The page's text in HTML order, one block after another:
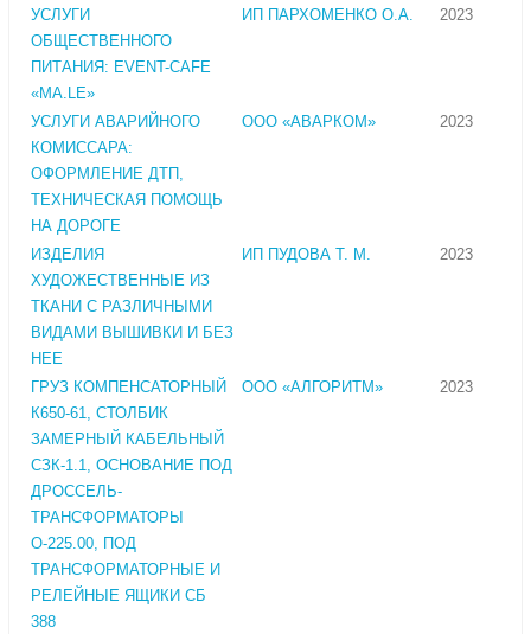
УСЛУГИ
ОБЩЕСТВЕННОГО
ПИТАНИЯ: EVENT-CAFE
«MA.LE»
ИП ПАРХОМЕНКО О.А. 2023
УСЛУГИ АВАРИЙНОГО
КОМИССАРА:
ОФОРМЛЕНИЕ ДТП,
ТЕХНИЧЕСКАЯ ПОМОЩЬ
НА ДОРОГЕ
ООО «АВАРКОМ» 2023
ИЗДЕЛИЯ
ХУДОЖЕСТВЕННЫЕ ИЗ
ТКАНИ С РАЗЛИЧНЫМИ
ВИДАМИ ВЫШИВКИ И БЕЗ
НЕЕ
ИП ПУДОВА Т. М. 2023
ГРУЗ КОМПЕНСАТОРНЫЙ
К650-61, СТОЛБИК
ЗАМЕРНЫЙ КАБЕЛЬНЫЙ
СЗК-1.1, ОСНОВАНИЕ ПОД
ДРОССЕЛЬ-
ТРАНСФОРМАТОРЫ
О-225.00, ПОД
ТРАНСФОРМАТОРНЫЕ И
РЕЛЕЙНЫЕ ЯЩИКИ СБ
388
ООО «АЛГОРИТМ» 2023